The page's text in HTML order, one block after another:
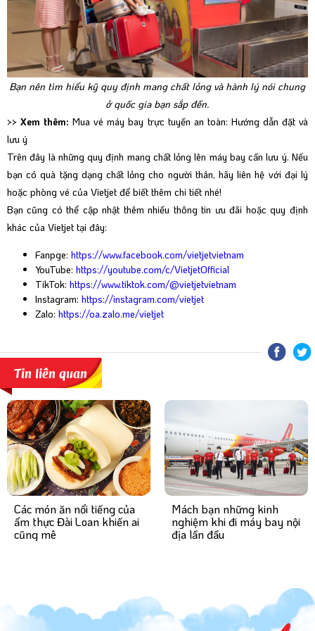
Bạn nên tìm hiểu kỹ quy định mang chất lỏng và hành lý nói chung
ở quốc gia bạn sắp đến.
>> Xem thêm: Mua vé máy bay trực tuyến an toàn: Hướng dẫn đặt và
lưu ý
Trên đây là những quy định mang chất lỏng lên máy bay cần lưu ý. Nếu
bạn có quà tặng dạng chất lỏng cho người thân, hãy liên hệ với đại lý
hoặc phòng vé của Vietjet để biết thêm chi tiết nhé!
Bạn cũng có thể cập nhật thêm nhiều thông tin ưu đãi hoặc quy định
khác của Vietjet tại đây:
Fanpge: https://www.facebook.com/vietjetvietnam
YouTube: https://youtube.com/c/VietjetOfficial
TikTok: https://www.tiktok.com/@vietjetvietnam
Instagram: https://instagram.com/vietjet
Zalo: https://oa.zalo.me/vietjet
Tin liên quan
Các món ăn nổi tiếng của
ẩm thực Đài Loan khiến ai
cũng mê
Mách bạn những kinh
nghiệm khi đi máy bay nội
địa lần đầu